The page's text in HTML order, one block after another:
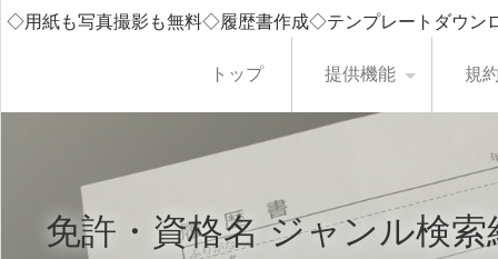
◇用紙も写真撮影も無料◇履歴書作成◇テンプレートダウ
トップ 提供機能 規
免許・資格名 ジャンル検索